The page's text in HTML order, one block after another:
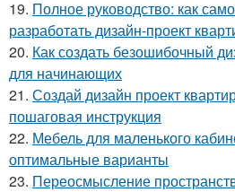
19. Полное руководство: как
разработать дизайн-проект
20. Как создать безошибочный
для начинающих
21. Создай дизайн проект
пошаговая инструкция
22. Мебель для маленького
оптимальные варианты
23. Переосмысление